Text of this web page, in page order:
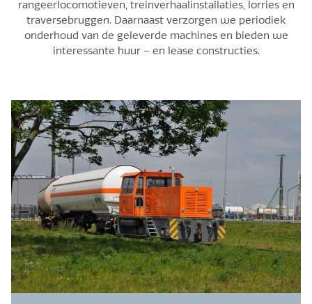
rangeerlocomotieven, treinverhaalinstallaties, lorries en
traversebruggen. Daarnaast verzorgen we periodiek
onderhoud van de geleverde machines en bieden we
interessante huur – en lease constructies.